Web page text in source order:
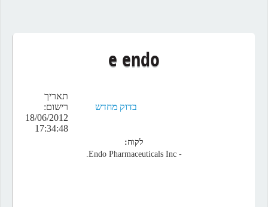
e endo
בדוק מחדש
תאריך
רישום:
18/06/2012
17:34:48
לקוח:
- Endo Pharmaceuticals Inc.